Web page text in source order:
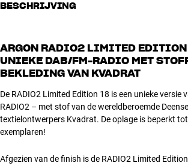
BESCHRIJVING
ARGON RADIO2 LIMITED
UNIEKE DAB/FM-RADIO MET
BEKLEDING VAN KVADRAT
De RADIO2 Limited Edition 18 is een unieke versie
RADIO2 – met stof van de wereldberoemde Deense
textielontwerpers Kvadrat. De oplage is beperkt
exemplaren!
Afgezien van de finish is de RADIO2 Limited